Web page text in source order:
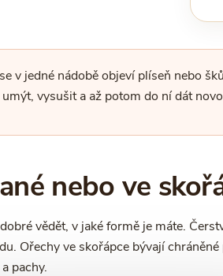
v jedné nádobě objeví plíseň nebo
vysušit a až potom do ní dát
nebo ve
vědět, v jaké formě je máte.
Ořechy ve skořápce bývají
pachy.